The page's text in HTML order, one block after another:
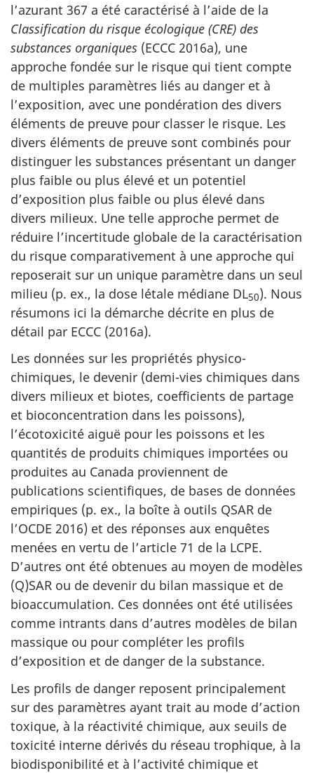
l’azurant 367 a été caractérisé à l’aide de la
Classification du risque écologique (CRE) des
substances organiques (ECCC 2016a), une
approche fondée sur le risque qui tient compte
de multiples paramètres liés au danger et à
l’exposition, avec une pondération des divers
éléments de preuve pour classer le risque. Les
divers éléments de preuve sont combinés pour
distinguer les substances présentant un danger
plus faible ou plus élevé et un potentiel
d’exposition plus faible ou plus élevé dans
divers milieux. Une telle approche permet de
réduire l’incertitude globale de la caractérisation
du risque comparativement à une approche qui
reposerait sur un unique paramètre dans un seul
milieu (p. ex., la dose létale médiane DL50). Nous
résumons ici la démarche décrite en plus de
détail par ECCC (2016a).
Les données sur les propriétés physico-
chimiques, le devenir (demi-vies chimiques dans
divers milieux et biotes, coefficients de partage
et bioconcentration dans les poissons),
l’écotoxicité aiguë pour les poissons et les
quantités de produits chimiques importées ou
produites au Canada proviennent de
publications scientifiques, de bases de données
empiriques (p. ex., la boîte à outils QSAR de
l’OCDE 2016) et des réponses aux enquêtes
menées en vertu de l’article 71 de la LCPE.
D’autres ont été obtenues au moyen de modèles
(Q)SAR ou de devenir du bilan massique et de
bioaccumulation. Ces données ont été utilisées
comme intrants dans d’autres modèles de bilan
massique ou pour compléter les profils
d’exposition et de danger de la substance.
Les profils de danger reposent principalement
sur des paramètres ayant trait au mode d’action
toxique, à la réactivité chimique, aux seuils de
toxicité interne dérivés du réseau trophique, à la
biodisponibilité et à l’activité chimique et